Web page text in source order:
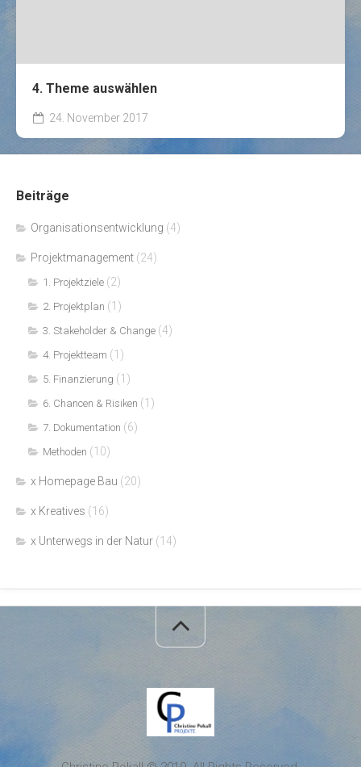
4. Theme auswählen
24. November 2017
Beiträge
Organisationsentwicklung (4)
Projektmanagement (24)
1. Projektziele (2)
2. Projektplan (1)
3. Stakeholder & Change (4)
4. Projektteam (1)
5. Finanzierung (1)
6. Chancen & Risiken (1)
7. Dokumentation (6)
Methoden (10)
x Homepage Bau (20)
x Kreatives (16)
x Unterwegs in der Natur (14)